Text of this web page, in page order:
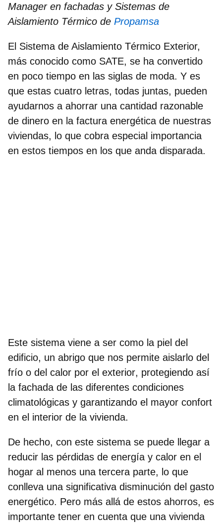
Manager en fachadas y Sistemas de
Aislamiento Térmico de Propamsa
El Sistema de Aislamiento Térmico Exterior,
más conocido como SATE, se ha convertido
en poco tiempo en las siglas de moda. Y es
que estas cuatro letras, todas juntas, pueden
ayudarnos a ahorrar una cantidad razonable
de dinero en la factura energética de nuestras
viviendas, lo que cobra especial importancia
en estos tiempos en los que anda disparada.
Este sistema viene a ser como la piel del
edificio, un abrigo que nos permite aislarlo del
frío o del calor por el exterior, protegiendo así
la fachada de las diferentes condiciones
climatológicas y garantizando el mayor confort
en el interior de la vivienda.
De hecho, con este sistema se puede llegar a
reducir las pérdidas de energía y calor en el
hogar al menos una tercera parte, lo que
conlleva una significativa disminución del gasto
energético. Pero más allá de estos ahorros, es
importante tener en cuenta que una vivienda